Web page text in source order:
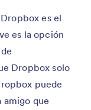
es el
es la opción
Dropbox solo
puede
que